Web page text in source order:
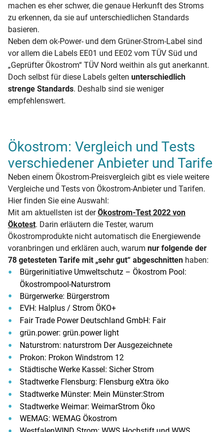
machen es eher schwer, die genaue Herkunft des Stroms
zu erkennen, da sie auf unterschiedlichen Standards
basieren.
Neben dem ok-Power- und dem Grüner-Strom-Label sind
vor allem die Labels EE01 und EE02 vom TÜV Süd und
„Geprüfter Ökostrom“ TÜV Nord weithin als gut anerkannt.
Doch selbst für diese Labels gelten unterschiedlich
strenge Standards. Deshalb sind sie weniger
empfehlenswert.
Ökostrom: Vergleich und Tests
verschiedener Anbieter und Tarife
Neben einem Ökostrom-Preisvergleich gibt es viele weitere
Vergleiche und Tests von Ökostrom-Anbieter und Tarifen.
Hier finden Sie eine Auswahl:
Mit am aktuellsten ist derÖkostrom-Test 2022 von
Ökotest. Darin erläutern die Tester, warum
Ökostromprodukte nicht automatisch die Energiewende
voranbringen und erklären auch, warum nur folgende der
78 getesteten Tarife mit „sehr gut“ abgeschnitten haben:
Bürgerinitiative Umweltschutz – Ökostrom Pool:
Ökostrompool-Naturstrom
Bürgerwerke: Bürgerstrom
EVH: Halplus / Strom ÖKO+
Fair Trade Power Deutschland GmbH: Fair
grün.power: grün.power light
Naturstrom: naturstrom Der Ausgezeichnete
Prokon: Prokon Windstrom 12
Städtische Werke Kassel: Sicher Strom
Stadtwerke Flensburg: Flensburg eXtra öko
Stadtwerke Münster: Mein Münster:Strom
Stadtwerke Weimar: WeimarStrom Öko
WEMAG: WEMAG Ökostrom